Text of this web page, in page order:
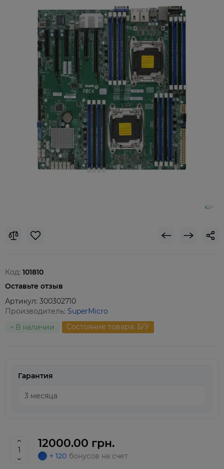
Код: 101810
Оставьте отзыв
Артикул: 300302710
Производитель: SuperMicro
В наличии
Состояние товара: Б/У
Гарантия
12000.00 грн.
+ 120 бонусов на счет